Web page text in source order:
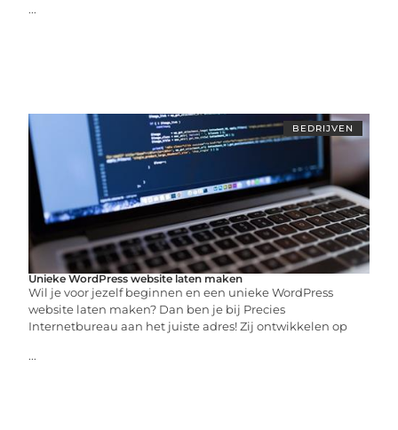
...
BEDRIJVEN
Unieke WordPress website laten maken
Wil je voor jezelf beginnen en een unieke WordPress
website laten maken? Dan ben je bij Precies
Internetbureau aan het juiste adres! Zij ontwikkelen op
...